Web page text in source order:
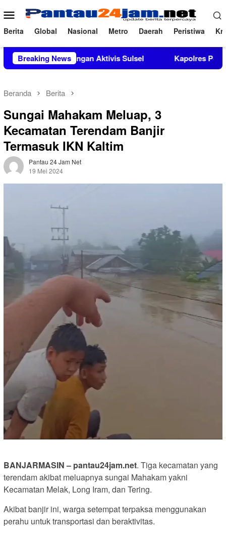
ke
konten
Menu
Mobile
Berita Global Nasional Metro Daerah Peristiwa
Breaking News
Dukungan Aktivis Sulsel Kapolres Polewali Mandar
Beranda Berita
Sungai Mahakam Meluap, 3
Kecamatan Terendam Banjir
Termasuk IKN Kaltim
Pantau 24 Jam Net
19 Mei 2024
BANJARMASIN – pantau24jam.net. Tiga kecamatan yang
terendam akibat meluapnya sungai Mahakam yakni
Kecamatan Melak, Long Iram, dan Tering.
Akibat banjir ini, warga setempat terpaksa menggunakan
perahu untuk transportasi dan beraktivitas.